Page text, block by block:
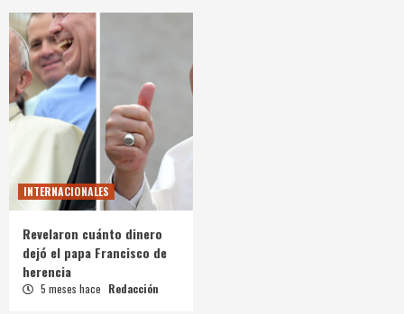
INTERNACIONALES
Revelaron cuánto dinero
dejó el papa Francisco de
herencia
5 meses hace Redacción